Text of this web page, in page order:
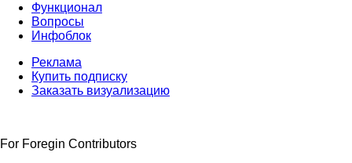
Функционал
Вопросы
Инфоблок
Реклама
Купить подписку
Заказать визуализацию
For Foregin Contributors